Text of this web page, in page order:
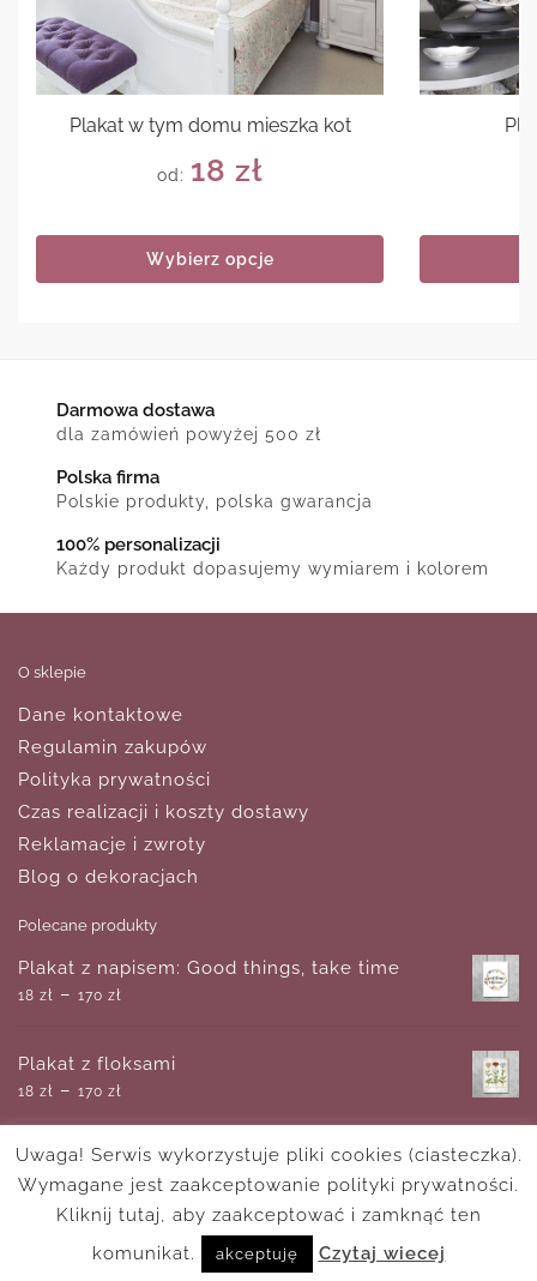
Plakat w tym domu mieszka kot
od: 18 zł
Wybierz opcje
Darmowa dostawa
dla zamówień powyżej 500 zł
Polska firma
Polskie produkty, polska gwarancja
100% personalizacji
Każdy produkt dopasujemy wymiarem i kolorem
O sklepie
Dane kontaktowe
Regulamin zakupów
Polityka prywatności
Czas realizacji i koszty dostawy
Reklamacje i zwroty
Blog o dekoracjach
Polecane produkty
Plakat z napisem: Good things, take time
18 zł – 170 zł
Plakat z floksami
18 zł – 170 zł
Przestrzenne logo 3d ze słońcem do szkoły
tańca
zł–1,050zł
Uwaga! Serwis wykorzystuje pliki cookies (ciasteczka).
Wymagane jest zaakceptowanie polityki prywatności.
Kliknij tutaj, aby zaakceptować i zamknąć ten
komunikat.
akceptuję Czytaj wiecej